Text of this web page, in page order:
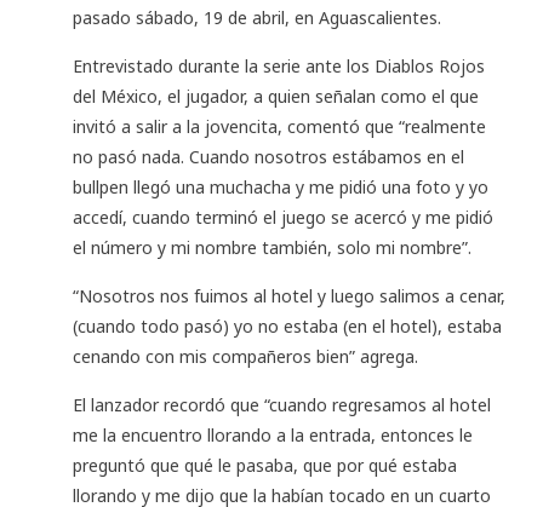
pasado sábado, 19 de abril, en Aguascalientes.
Entrevistado durante la serie ante los Diablos Rojos
del México, el jugador, a quien señalan como el que
invitó a salir a la jovencita, comentó que “realmente
no pasó nada. Cuando nosotros estábamos en el
bullpen llegó una muchacha y me pidió una foto y yo
accedí, cuando terminó el juego se acercó y me pidió
el número y mi nombre también, solo mi nombre”.
“Nosotros nos fuimos al hotel y luego salimos a cenar,
(cuando todo pasó) yo no estaba (en el hotel), estaba
cenando con mis compañeros bien” agrega.
El lanzador recordó que “cuando regresamos al hotel
me la encuentro llorando a la entrada, entonces le
preguntó que qué le pasaba, que por qué estaba
llorando y me dijo que la habían tocado en un cuarto